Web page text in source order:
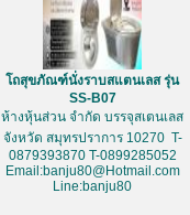
โถสุขภัณฑ์นั่งราบสแตนเลส รุ่น
SS-B07
ห้างหุ้นส่วน จำกัด บรรจุสเตนเลส
จังหวัด สมุทรปราการ 10270 T-
0879393870 T-0899285052
Email:banju80@Hotmail.com
Line:banju80